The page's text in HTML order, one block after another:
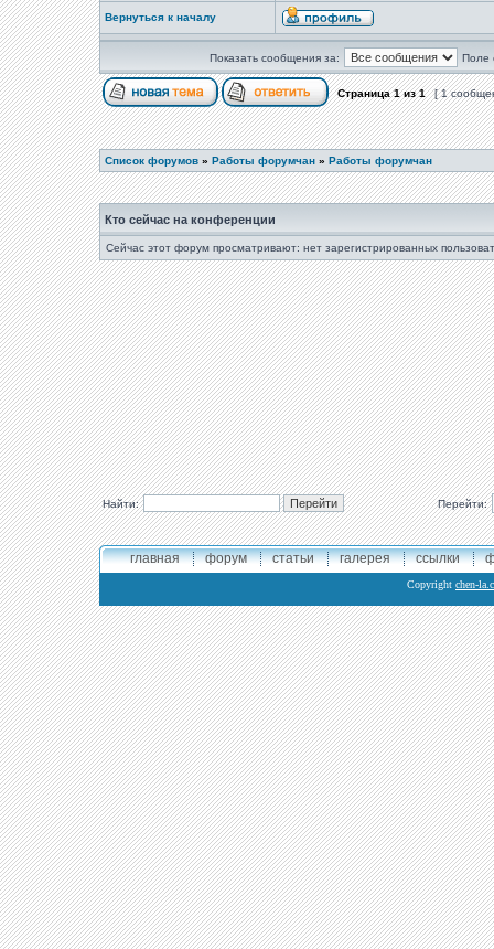
Вернуться к началу
Показать сообщения за: Поле
Страница1из1 [ 1
Список форумов » Работы форумчан » Работы форумчан
Кто сейчас на конференции
Сейчас этот форум просматривают: нет зарегистрированных
Найти: Перейти:
главная форум статьи галерея ссылки
Copyright chen-